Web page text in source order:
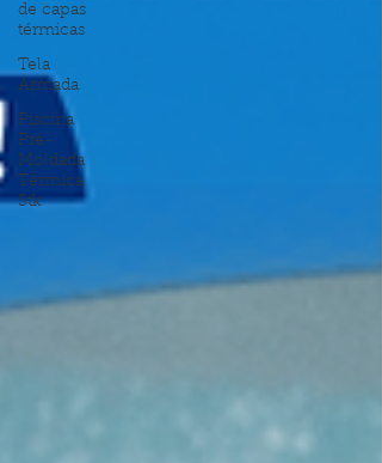
de capas
térmicas
Tela
Armada
Piscina
Pré-
Moldada
Térmica
Stk